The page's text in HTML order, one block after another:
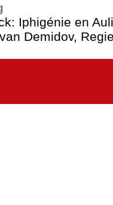
Iphigénie en
Demidov,